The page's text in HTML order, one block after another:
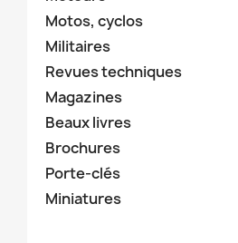
Motos, cyclos
Militaires
Revues techniques
Magazines
Beaux livres
Brochures
Porte-clés
Miniatures